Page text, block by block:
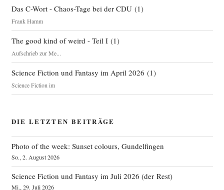
Das C-Wort - Chaos-Tage bei der CDU(1)
Frank Hamm
The good kind of weird - Teil I(1)
Aufschrieb zur Me...
Science Fiction und Fantasy im April 2026 (1)
Science Fiction im
DIE LETZTEN BEITRÄGE
Photo of the week: Sunset colours, Gundelfingen
So., 2. August 2026
Science Fiction und Fantasy im Juli 2026 (der Rest)
Mi., 29. Juli 2026